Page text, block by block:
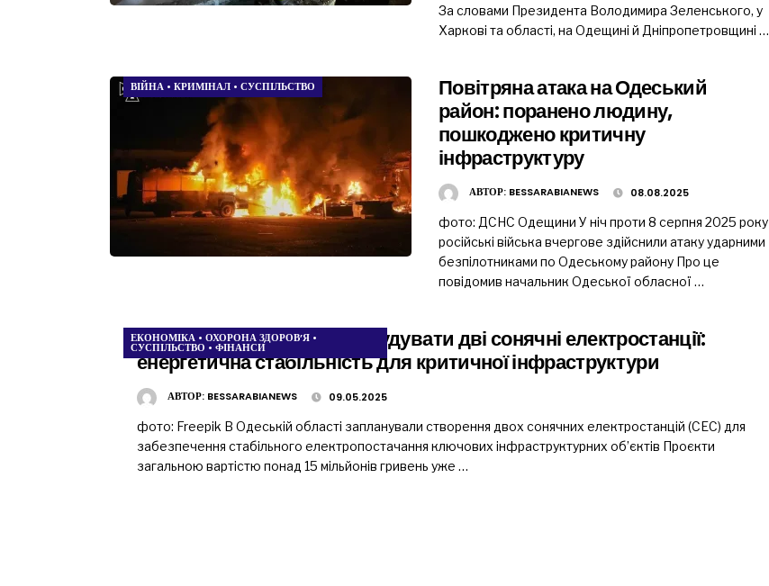
За словами Президента Володимира Зеленського, у
Харкові та області, на Одещині й Дніпропетровщині …
ВІЙНА • КРИМІНАЛ • СУСПІЛЬСТВО
Повітряна атака на Одеський
район: поранено людину,
пошкоджено критичну
інфраструктуру
АВТОР: BESSARABIANEWS 08.08.2025
фото: ДСНС Одещини У ніч проти 8 серпня 2025 року
російські війська вчергове здійснили атаку ударними
безпілотниками по Одеському району Про це
повідомив начальник Одеської обласної …
ЕКОНОМІКА • ОХОРОНА ЗДОРОВ’Я •
СУСПІЛЬСТВО • ФІНАНСИ
На Одещині планують побудувати дві сонячні електростанції:
енергетична стабільність для критичної інфраструктури
АВТОР: BESSARABIANEWS 09.05.2025
фото: Freepik В Одеській області запланували створення двох сонячних електростанцій (СЕС) для
забезпечення стабільного електропостачання ключових інфраструктурних об’єктів Проєкти
загальною вартістю понад 15 мільйонів гривень уже …